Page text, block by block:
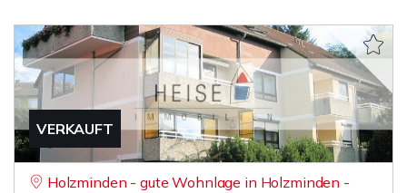
VERKAUFT
Holzminden - gute Wohnlage in Holzminden -